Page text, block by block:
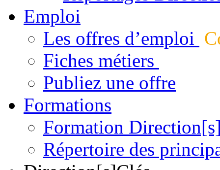
Emploi
Les offres d’emploi
Fiches métiers
Publiez une offre
Formations
Formation
Répertoire des